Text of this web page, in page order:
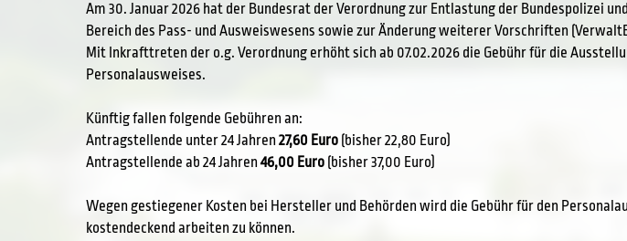
Am 30. Januar 2026 hat der Bundesrat der Verordnung zur Entlastung der Bundespolizei
Bereich des Pass- und Ausweiswesens sowie zur Änderung weiterer Vorschriften
Mit Inkrafttreten der o.g. Verordnung erhöht sich ab 07.02.2026 die Gebühr für die
Personalausweises.
Künftig fallen folgende Gebühren an:
Antragstellende unter 24 Jahren27,60 Euro (bisher 22,80 Euro)
Antragstellende ab 24 Jahren 46,00 Euro (bisher 37,00 Euro)
Wegen gestiegener Kosten bei Hersteller und Behörden wird die Gebühr für den
kostendeckend arbeiten zu können.